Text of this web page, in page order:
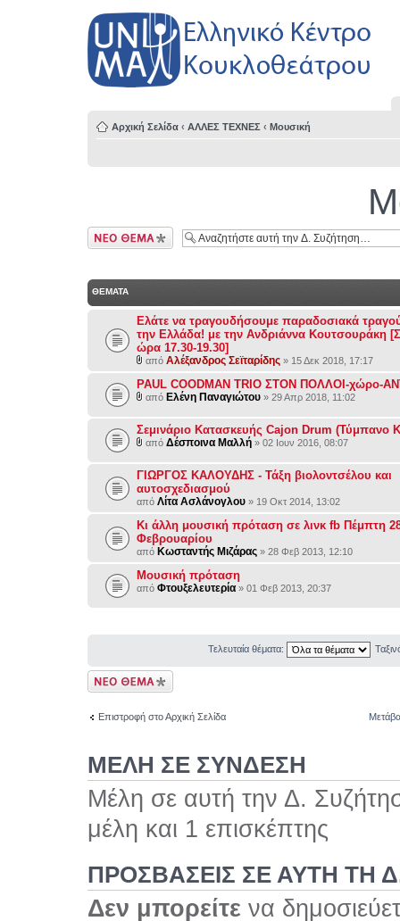
Αρχική Σελίδα ‹ ΑΛΛΕΣ ΤΕΧΝΕΣ ‹ Μουσική
Δημιουργία νέου
θέματος
ΘΕΜΑΤΑ
Ελάτε να τραγουδήσουμε παραδοσιακά
την Ελλάδα! με την Ανδριάννα Κουτσουράκη
ώρα 17.30-19.30]
από Αλέξανδρος Σεϊταρίδης » 15 Δεκ 2018, 17:17
PAUL COODMAN TRIO ΣΤΟΝ ΠΟΛΛΟΙ-χώρο-
από Ελένη Παναγιώτου » 29 Απρ 2018, 11:02
Σεμινάριο Κατασκευής Cajon Drum (Τύμπανο
από Δέσποινα Μαλλή » 02 Ιουν 2016, 08:07
ΓΙΩΡΓΟΣ ΚΑΛΟΥΔΗΣ - Τάξη βιολοντσέλου και
αυτοσχεδιασμού
από Λίτα Ασλάνογλου » 19 Οκτ 2014, 13:02
Κι άλλη μουσική πρόταση σε λινκ fb Πέμπτη
Φεβρουαρίου
από Κωσταντής Μιζάρας » 28 Φεβ 2013, 12:10
Μουσική πρόταση
από Φτουξελευτερία » 01 Φεβ 2013, 20:37
Τελευταία θέματα:
Δημιουργία νέου
θέματος
Επιστροφή στο Αρχική Σελίδα
ΜΕΛΗ ΣΕ ΣΥΝΔΕΣΗ
Μέλη σε αυτή την Δ.
μέλη και 1 επισκέπτης
ΠΡΟΣΒΆΣΕΙΣ ΣΕ ΑΥΤΉ ΤΗ
Δεν μπορείτε να